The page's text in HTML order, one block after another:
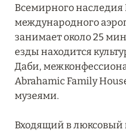
ДУБАЙ
ОМАН
РАС-
УММ-
Всемирного
международного
занимает около 25
езды находится
Даби,
Abrahamic Family
музеями.
Входящий в люксовый